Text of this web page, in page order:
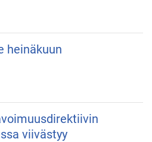
heinäkuun
viivästyy